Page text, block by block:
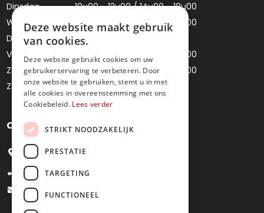
Dinsdag
10u00 - 12u00 / 14u00 - 18u00
Woensdag
10u00 - 12u00 / 14u00 - 18u00
Donderdag
Gesloten
Vrijdag
10u00 - 12u00 / 14u00 - 18u00
Zaterdag
10u00 - 12u00 / 14u00 - 18u00
Zondag
Gesloten
Contacteer ons
Bredestraat 4, 9041 Oostakker
+32 9 251 09 27
info@juweliermoens.be
Deze website maakt gebruik
van cookies.
Deze website gebruikt cookies om uw
gebruikerservaring te verbeteren. Door
onze website te gebruiken, stemt u in met
alle cookies in overeenstemming met ons
Cookiebeleid. Lees verder
STRIKT NOODZAKELIJK
PRESTATIE
TARGETING
FUNCTIONEEL